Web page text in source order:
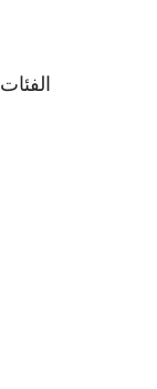
الفئات